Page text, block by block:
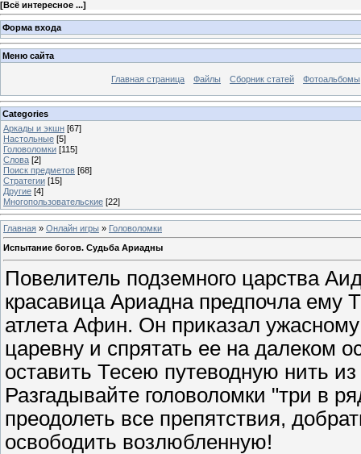
[Всё интересное ...]
Форма входа
Меню сайта
Главная страница Файлы Сборник статей Фотоальбомы
Categories
Аркады и экшн [67]
Настольные [5]
Головоломки [115]
Слова [2]
Поиск предметов [68]
Стратегии [15]
Другие [4]
Многопользовательские [22]
Главная » Онлайн игры » Головоломки
Испытание богов. Судьба Ариадны
Повелитель подземного царства
красавица Ариадна предпочла ему
атлета Афин. Он приказал
царевну и спрятать ее на далеком
оставить Тесею путеводную нить
Разгадывайте головоломки "три в
преодолеть все препятствия,
освободить возлюбленную!